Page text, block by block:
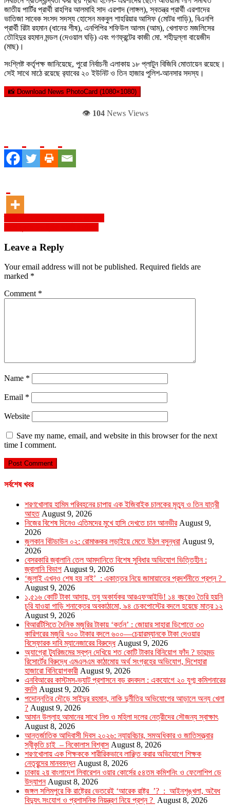
জাতীয় পার্টির প্রার্থী রাহগির আলমাহি সাদ এরশাদ (লাঙ্গল), স্বতন্ত্র প্রার্থী এরশাদের
ভাতিজা সাবেক সংসদ সদস্য হোসেন মকবুল শাহরিয়ার আসিফ (মোটর গাড়ি), বিএনপি
প্রার্থী রিটা রহমান (ধানের শীষ), এনপিপির শফিউল আলম (আম), খেলাফত মজলিসের
তৌহিদুর রহমান মন্ডল (দেওয়াল ঘড়ি) এবং গণফ্রন্টের কাজী মো. শহীদুল্লা বায়েজীদ
(মাছ)।
সংশ্লিষ্ট কর্তৃপক্ষ জানিয়েছে, পুরো নির্বাচনী এলাকায় ১৮ প্লাটুন বিজিবি মোতায়েন রয়েছে।
সেই সাথে মাঠে রয়েছে র‌্যাবের ২০ ইউনিট ও তিন হাজার পুলিশ-আনসার সদস্য।
📸 Download News PhotoCard (1080×1080)
👁️ 104News Views
Post
navigation
Leave a Reply
Your email address will not be published. Required fields are
marked *
Comment *
Name *
Email *
Website
Save my name, email, and website in this browser for the next
time I comment.
সর্বশেষ খবর
শরণখোলায় হামিম পরিবহনের চাপায় এক ইজিবাইক চালকের মৃত্যু ও তিন যাত্রী
আহত August 9, 2026
নিজের বিশেষ দিনেও এতিমদের মুখে হাসি দেখতে চান আনভীর August 9,
2026
জুলকান বিটডাউন ০২: রোমাঞ্চকর লড়াইয়ে মেতে উঠল বসুন্ধরা August 9,
2026
বেসরকারি জ্বালানি তেল আমদানিতে বিশেষ সুবিধার অভিযোগ ভিত্তিহীন :
জ্বালানি বিভাগ August 9, 2026
‘জুলাই এখনও শেষ হয় নাই’ : একাত্তর নিয়ে জামায়াতের প্রদর্শনীতে প্রশ্ন ?
August 9, 2026
১,৫১৬ কোটি টাকা আদায়, তবু অকার্যকর আরএফআইডি! ১৪ বছরেও তৈরি হয়নি
চুরি যাওয়া গাড়ি শনাক্তের অবকাঠামো, ৯৪ চেকপোস্টের বদলে হয়েছে মাত্র ১২
August 9, 2026
বিআরটিসিতে দৈনিক মজুরির টাকায় ‘কর্তন’ : জোয়ার সাহারা ডিপোতে ৩৩
কারিগরের মজুরি ৭০০ টাকার বদলে ৬০০—চেয়ারম্যানকে টাকা দেওয়ার
বিস্ফোরক দাবি ম্যানেজারের বিরুদ্ধে August 9, 2026
অ্যাগ্রো ট্যুরিজমের স্বপ্ন দেখিয়ে শত কোটি টাকার বিনিয়োগ ফাঁদ ? ডায়মন্ড
রিসোর্টের বিরুদ্ধে এমএলএম কাঠামোয় অর্থ সংগ্রহের অভিযোগ, দিশেহারা
হাজারো বিনিয়োগকারী August 9, 2026
এনবিআরের কাস্টমস-ভ্যাট প্রশাসনে বড় রদবদল : একযোগে ২০ যুগ্ম কমিশনারের
বদলি August 9, 2026
পদোন্নতির দৌড়ে সাইদুর রহমান, নাকি দুর্নীতির অভিযোগের আড়ালে অন্য খেলা
? August 9, 2026
আমান উল্লাহ আমানের সাথে নিশু ও মহিলা দলের নেত্রীদের সৌজন্য স্বাক্ষাৎ
August 8, 2026
আন্তর্জাতিক আদিবাসী দিবস ২০২৬: ন্যায়বিচার, সমঅধিকার ও জাতিসত্ত্বার
স্বীকৃতি চাই – নিকোলাস বিশ্বাস August 8, 2026
শরণখোলায় এক শিক্ষককে শারীরিকভাবে লাঞ্ছিত করার অভিযোগে শিক্ষক
নেতৃবৃন্দের মানববন্ধন August 8, 2026
ঢাকায় ২য় বাংলাদেশ লিবারেশন ওয়ার কোর্সের ৫৪তম কমিশনিং ও ফেলোশিপ ডে
উদ্‌যাপন August 8, 2026
জঙ্গল সলিমপুরে কি রাষ্ট্রের ভেতরেই ‘আরেক রাষ্ট্র ’? : আইনশৃঙ্খলা, অবৈধ
বিদ্যুৎ সংযোগ ও প্রশাসনিক নিয়ন্ত্রণ নিয়ে প্রশ্ন ? August 8, 2026